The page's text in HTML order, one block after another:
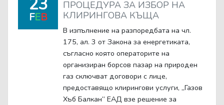
23
FEB
ПРОЦЕДУРА ЗА ИЗБОР НА
КЛИРИНГОВА КЪЩА
В изпълнение на разпоредбата на чл.
175, ал. 3 от Закона за енергетиката,
съгласно която операторите на
организиран борсов пазар на природен
газ сключват договори с лице,
предоставящо клирингови услуги, „Газов
Хъб Балкан“ ЕАД взе решение за